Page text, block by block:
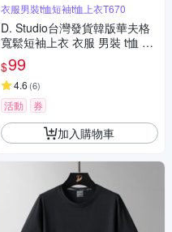
衣服男裝t恤短袖t恤上衣T670
D. Studio台灣發貨韓版華夫格
寬鬆短袖上衣 衣服 男裝 t恤 短
袖t恤 上衣T670
$99
4.6 (6)
活動 券
加入購物車